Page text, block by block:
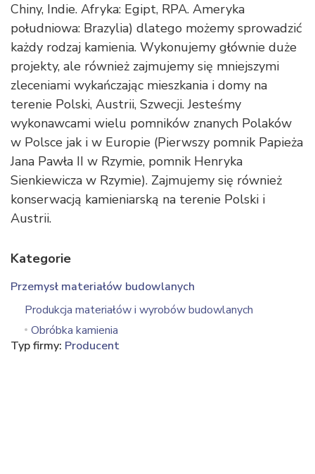
Chiny, Indie. Afryka: Egipt, RPA. Ameryka
południowa: Brazylia) dlatego możemy sprowadzić
każdy rodzaj kamienia. Wykonujemy głównie duże
projekty, ale również zajmujemy się mniejszymi
zleceniami wykańczając mieszkania i domy na
terenie Polski, Austrii, Szwecji. Jesteśmy
wykonawcami wielu pomników znanych Polaków
w Polsce jak i w Europie (Pierwszy pomnik Papieża
Jana Pawła II w Rzymie, pomnik Henryka
Sienkiewicza w Rzymie). Zajmujemy się również
konserwacją kamieniarską na terenie Polski i
Austrii.
Kategorie
Przemysł materiałów budowlanych
Produkcja materiałów i wyrobów budowlanych
Obróbka kamienia
Typ firmy: Producent